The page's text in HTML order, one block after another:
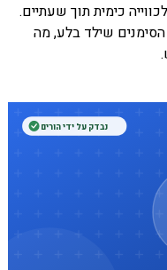
כימית תוך שעתיים.
שילד בלע, מה
נבדק על ידי הורים